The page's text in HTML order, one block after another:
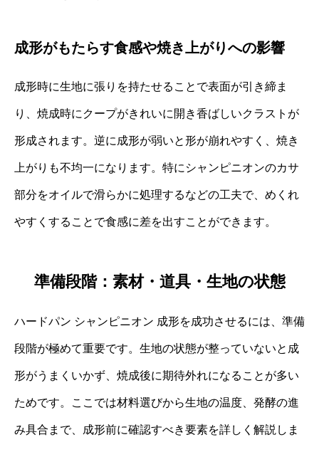
成形がもたらす食感や焼き上がりへの影響
成形時に生地に張りを持たせることで表面が引き締ま
り、焼成時にクープがきれいに開き香ばしいクラストが
形成されます。逆に成形が弱いと形が崩れやすく、焼き
上がりも不均一になります。特にシャンピニオンのカサ
部分をオイルで滑らかに処理するなどの工夫で、めくれ
やすくすることで食感に差を出すことができます。
準備段階：素材・道具・生地の状態
ハードパン シャンピニオン 成形を成功させるには、準備
段階が極めて重要です。生地の状態が整っていないと成
形がうまくいかず、焼成後に期待外れになることが多い
ためです。ここでは材料選びから生地の温度、発酵の進
み具合まで、成形前に確認すべき要素を詳しく解説しま